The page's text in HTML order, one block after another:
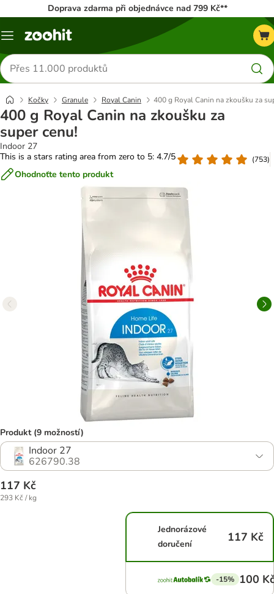
Doprava zdarma při objednávce nad 799 Kč**
Menu
Hledat
produkty
Kočky Granule Royal Canin 400 g Royal Canin na zkoušku za
400 g Royal Canin na zkoušku za
super cenu!
Indoor 27
This is a stars rating area from zero to 5: 4.7/5
(753)
Ohodnoťte tento produkt
Produkt (9 možností)
Indoor 27
626790.38
117 Kč
293 Kč / kg
Jednorázové
doručení
117 Kč
-15% 100